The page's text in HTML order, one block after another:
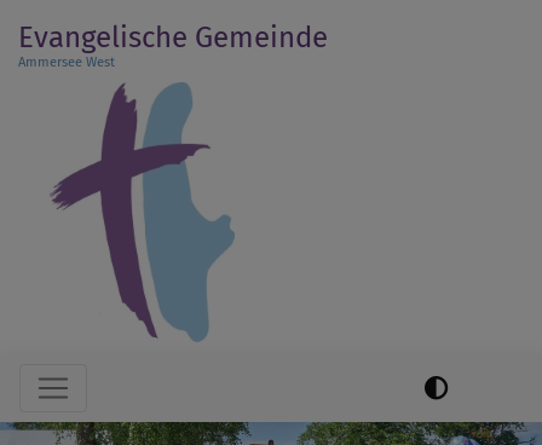
zum
Inhalt
Evangelische Gemeinde
Ammersee West
Hauptnavigation